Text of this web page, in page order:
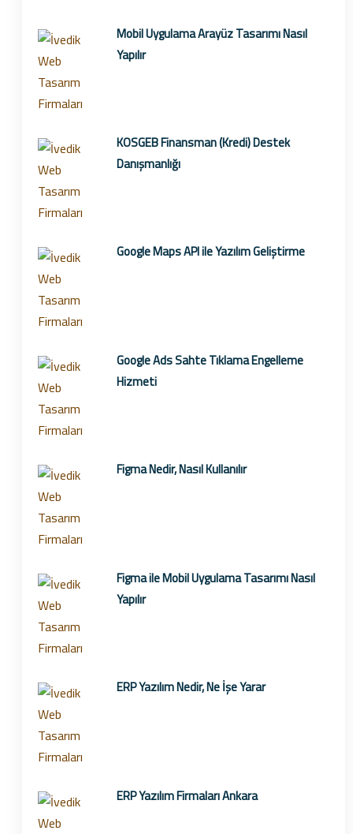
Mobil Uygulama Arayüz Tasarımı Nasıl
Yapılır
KOSGEB Finansman (Kredi) Destek
Danışmanlığı
Google Maps API ile Yazılım Geliştirme
Google Ads Sahte Tıklama Engelleme
Hizmeti
Figma Nedir, Nasıl Kullanılır
Figma ile Mobil Uygulama Tasarımı Nasıl
Yapılır
ERP Yazılım Nedir, Ne İşe Yarar
ERP Yazılım Firmaları Ankara